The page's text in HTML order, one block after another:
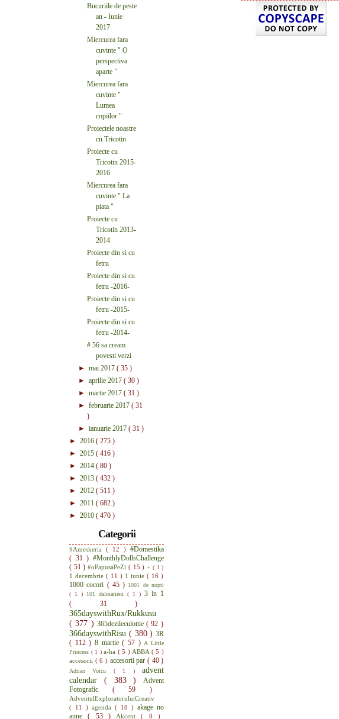
Bucuriile de peste
an - Iunie
2017
Miercurea fara
cuvinte " O
perspectiva
aparte "
Miercurea fara
cuvinte "
Lumea
copiilor "
Proiectele noastre
cu Tricotin
Proiecte cu
Tricotin 2015-
2016
Miercurea fara
cuvinte " La
piata "
Proiecte cu
Tricotin 2013-
2014
Proiecte din si cu
fetru
Proiecte din si cu
fetru -2016-
Proiecte din si cu
fetru -2015-
Proiecte din si cu
fetru -2014-
# 56 sa cream
povesti verzi
► mai 2017 ( 35 )
► aprilie 2017 ( 30 )
► martie 2017 ( 31 )
► februarie 2017 ( 31
)
► ianuarie 2017 ( 31 )
► 2016 ( 275 )
► 2015 ( 416 )
► 2014 ( 80 )
► 2013 ( 432 )
► 2012 ( 511 )
► 2011 ( 682 )
► 2010 ( 470 )
Categorii
#Ameskeria ( 12 ) #Domestika
( 31 ) #MonthlyDollsChallenge
( 51 )#oPapusaPeZi ( 15 )+ ( 1 )
1 decembrie ( 11 ) 1 iunie ( 16 )
1000 cocori ( 45 ) 1001 de nopti
( 1 ) 101 dalmatieni ( 1 ) 3 in 1
( 31 )
365dayswithRux/Rukkusu
( 377 ) 365dezileculottie( 92 )
366dayswithRisu ( 380 ) 3R
( 112 ) 8 martie( 57 ) A Little
Princess ( 1 ) a-ha ( 5 ) ABBA ( 5 )
accesorii ( 6 ) accesorii par( 40 )
Adrian Voicu ( 1 )advent
calendar ( 383 )
Advent
Fotografic ( 59 )
AdventulExploratoruluiCreativ
( 11 ) agenda ( 18 ) akage no
anne( 53 ) Akcent( 8 )